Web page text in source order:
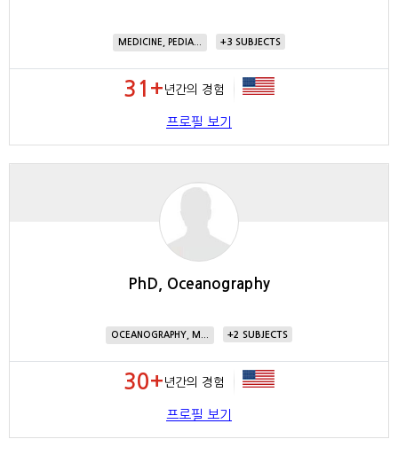
MEDICINE, PEDIA... 3
31+ 년간의 경험
프로필 보기
PhD, Oceanography
OCEANOGRAPHY, M... 2
30+ 년간의 경험
프로필 보기